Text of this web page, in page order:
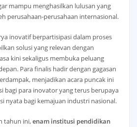
mampu menghasilkan lulusan yang
perusahaan-perusahaan internasional.
inovatif berpartisipasi dalam proses
solusi yang relevan dengan
kini sekaligus membuka peluang
Para finalis hadir dengan gagasan
menjadikan acara puncak ini
bagi para inovator yang terus berupaya
nyata bagi kemajuan industri nasional.
tahun ini,enam institusi pendidikan